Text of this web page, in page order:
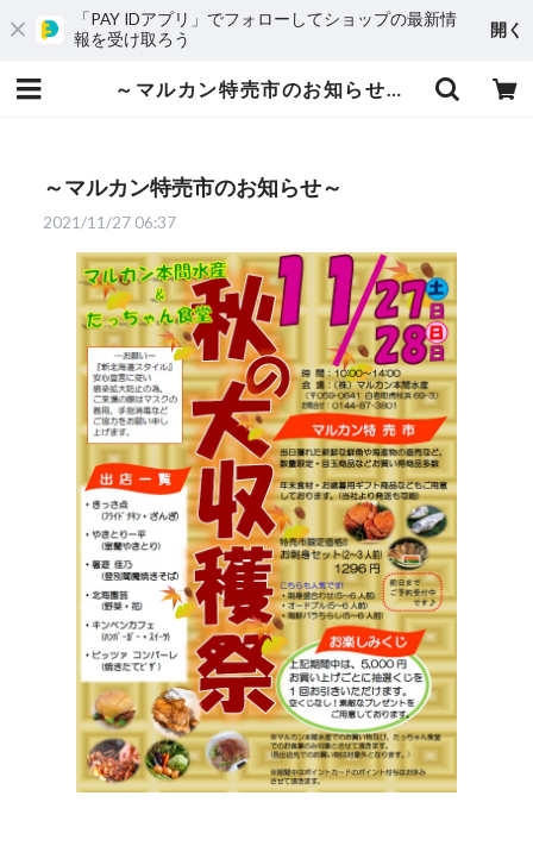
「PAY IDアプリ」でフォローしてショップの最新情
報を受け取ろう
開く
～マルカン特売市のお知らせ～ | 株式会社マルカン本間水産
～マルカン特売市のお知らせ～
2021/11/27 06:37